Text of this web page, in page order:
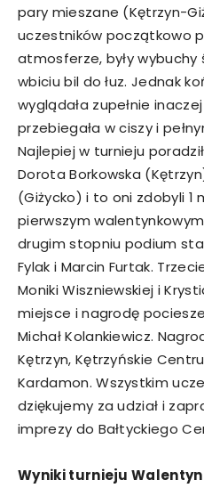
pary mieszane (Kętrzyn-
uczestników początkowo
atmosferze, były
wbiciu bil do łuz. Jednak
wyglądała zupełnie
przebiegała w ciszy i
Najlepiej w turnieju
Dorota Borkowska
(Giżycko) i to oni zdobyli 1
pierwszym
drugim stopniu podium
Fylak i Marcin Furtak.
Moniki Wiszniewskiej i
miejsce i nagrodę
Michał Kolankiewicz.
Kętrzyn, Kętrzyńskie
Kardamon. Wszystkim
dziękujemy za udział i
imprezy do Bałtyckiego
Wyniki turnieju